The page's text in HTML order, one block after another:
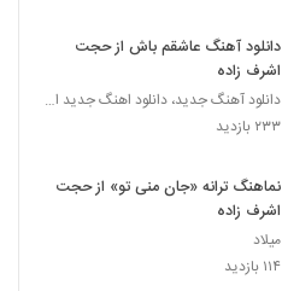
دانلود آهنگ عاشقم باش از حجت
اشرف زاده
دانلود آهنگ جدید، دانلود اهنگ جدید ایرانی
۲۳۳ بازدید
نماهنگ ترانه «جان منی تو» از حجت
اشرف زاده
میلاد
۱۱۴ بازدید